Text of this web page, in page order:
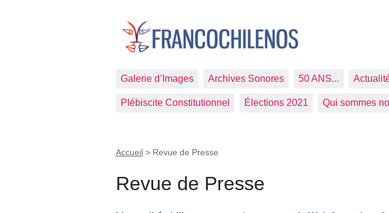
Galerie d’Images Archives Sonores 50 ANS...
Plébiscite Constitutionnel Élections 2021 Qui sommes
Accueil > Revue de Presse
Revue de Presse